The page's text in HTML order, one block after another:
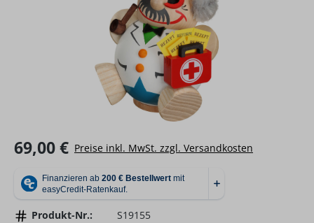
Regulärer Preis:
69,00 € Preise inkl. MwSt. zzgl. Versandkosten
Produkt-Nr.:
S19155